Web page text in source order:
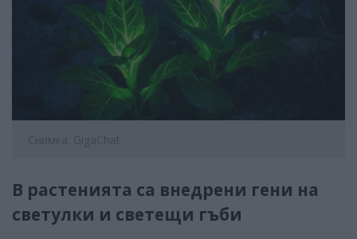
Снимка: GigaChat
В растенията са внедрени гени на
светулки и светещи гъби